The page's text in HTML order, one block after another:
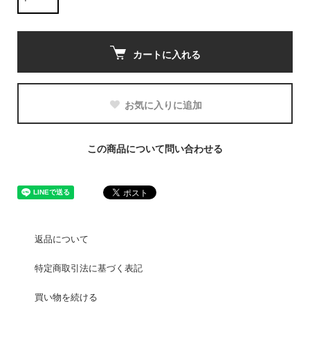
カートに入れる
お気に入りに追加
この商品について問い合わせる
返品について
特定商取引法に基づく表記
買い物を続ける